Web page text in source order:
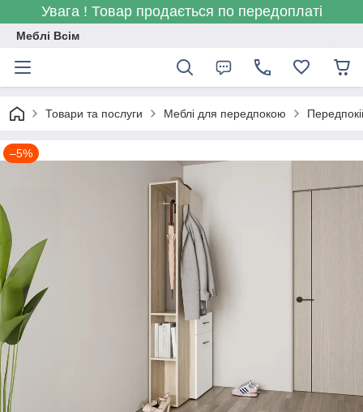
Увага ! Товар продається по передоплаті
Меблі Всім
Товари та послуги Меблі для передпокою
–5%